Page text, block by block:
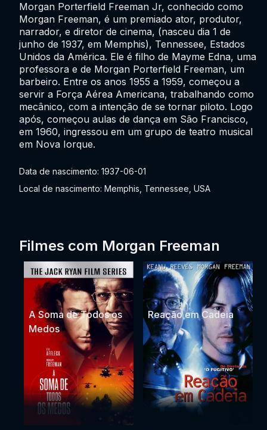
Data de nascimento: 1937-06-01
Local de nascimento: Memphis, Tennessee, USA
Morgan Porterfield Freeman Jr, conhecido como
Morgan Freeman, é um premiado ator, produtor,
narrador, e diretor de cinema, (nasceu dia 1 de
junho de 1937, em Memphis), Tennessee, Estados
Unidos da América. Ele é filho de Mayme Edna, uma
professora e de Morgan Porterfield Freeman, um
barbeiro. Entre os anos 1955 a 1959, começou a
servir a Força Aérea Americana, trabalhando como
mecânico, com a intenção de se tornar piloto. Logo
após, começou aulas de dança em São Francisco,
em 1960, ingressou em um grupo de teatro musical
em Nova Iorque.
Filmes com Morgan Freeman
A Soma de Todos os
Medos
Reação em Cadeia